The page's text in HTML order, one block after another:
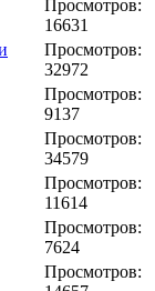
Просмотров:
16631
Просмотров:
32972
Просмотров:
9137
Просмотров:
34579
Просмотров:
11614
Просмотров:
7624
Просмотров: